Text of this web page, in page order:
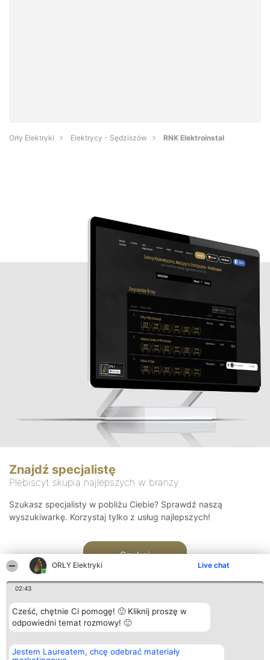
ORŁY Elektryki Live chat
02:43
Cześć, chętnie Ci pomogę! 🙂 Kliknij proszę w
odpowiedni temat rozmowy! 🙂
Jestem Laureatem, chcę odebrać materiały
Orły Elektryki Elektrycy - Sędziszów RNK Elektroinstal
Znajdź specjalistę
Plebiscyt skupia najlepszych w branży
Szukasz specjalisty w pobliżu Ciebie? Sprawdź naszą
wyszukiwarkę. Korzystaj tylko z usług najlepszych!
Szukaj
Organizator plebiscytu
Bright Side Solutions sp. z o.
Plebiscyt
Laureaci
Kontakt
Kontakt